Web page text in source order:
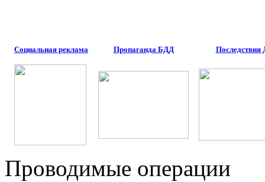
Социальная реклама Пропаганда БДД
Проводимые операции